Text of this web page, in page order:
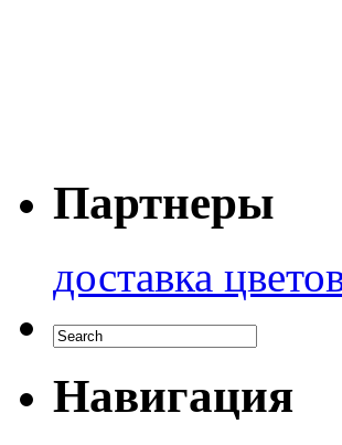
Партнеры
доставка
Навигация